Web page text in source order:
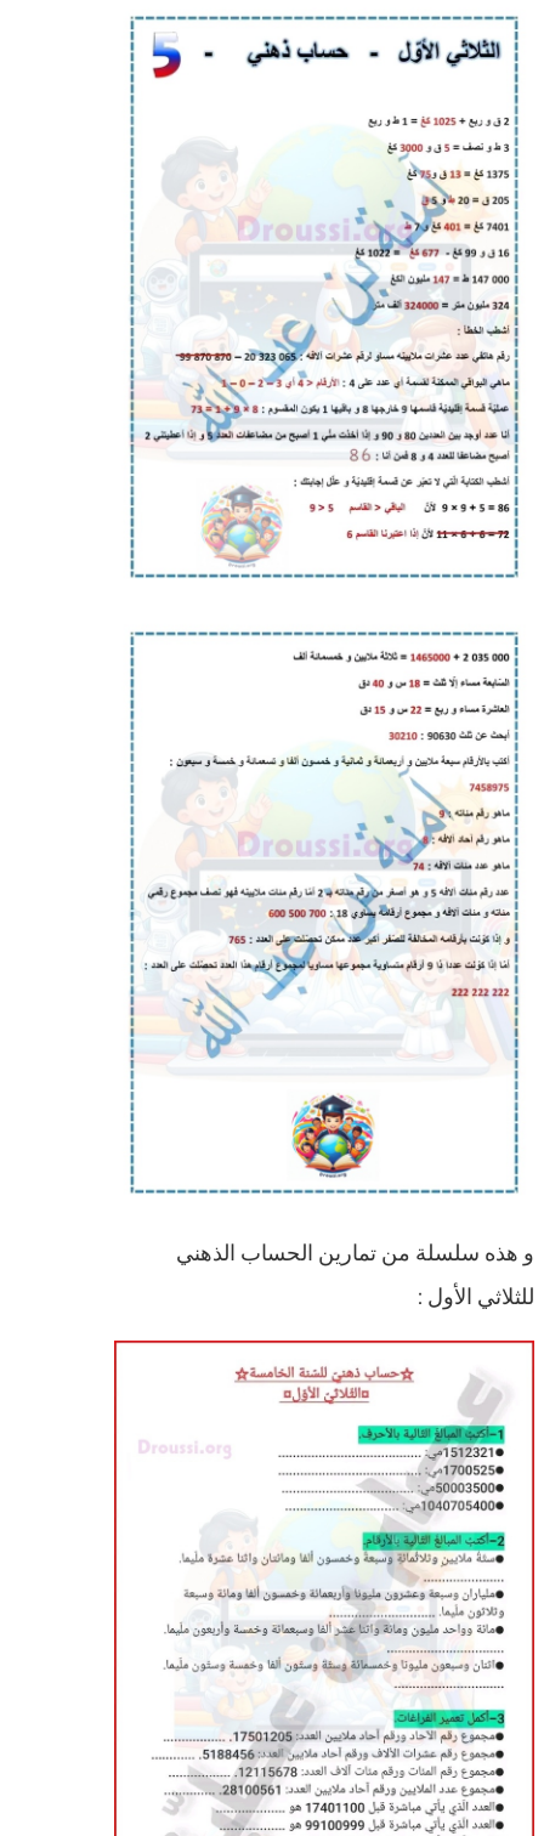
و هذه سلسلة من تمارين الحساب الذهني
للثلاثي الأول :